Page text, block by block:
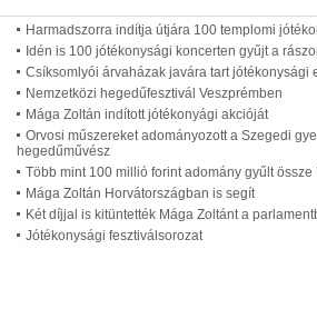
Harmadszorra indítja útjára 100 templomi
Idén is 100 jótékonysági koncerten gyűjt a
Csíksomlyói árvaházak javára tart jótékonysági
Nemzetközi hegedűfesztivál Veszprémben
Mága Zoltán indított jótékonyági akcióját
Orvosi műszereket adományozott a Szegedi
hegedűművész
Több mint 100 millió forint adomány gyűlt
Mága Zoltán Horvátországban is segít
Két díjjal is kitüntették Mága Zoltánt a
Jótékonysági fesztiválsorozat